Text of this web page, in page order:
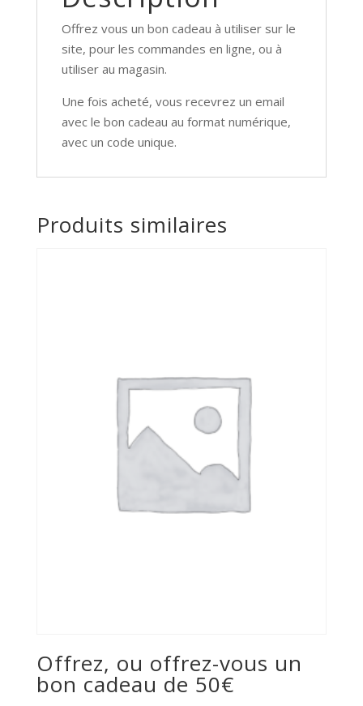
Offrez vous un bon cadeau à utiliser sur le
site, pour les commandes en ligne, ou à
utiliser au magasin.
Une fois acheté, vous recevrez un email
avec le bon cadeau au format numérique,
avec un code unique.
Produits similaires
Offrez, ou offrez-vous un
bon cadeau de 50€